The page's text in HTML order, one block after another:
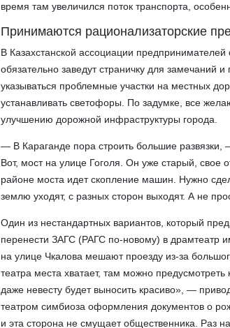
время там увеличился поток транспорта,
Принимаются рационализаторские
В Казахстанской ассоциации
обязательно заведут страничку для замечаний
указываться проблемные участки на местных
устанавливать светофоры. По задумке, все
улучшению дорожной инфраструктуры города.
— В Караганде пора строить большие
Вот, мост на улице Гоголя. Он уже старый, свое
районе моста идет скопление машин. Нужно
землю уходят, с разных сторон выходят. А не
Один из нестандартных вариантов, который
перенести ЗАГС (РАГС по-новому) в драмтеатр
на улице Чкалова мешают проезду из-за
театра места хватает, там можно
даже невесту будет выносить красиво», —
театром симбиоза оформления документов о
и эта сторона не смущает общественника. Раз